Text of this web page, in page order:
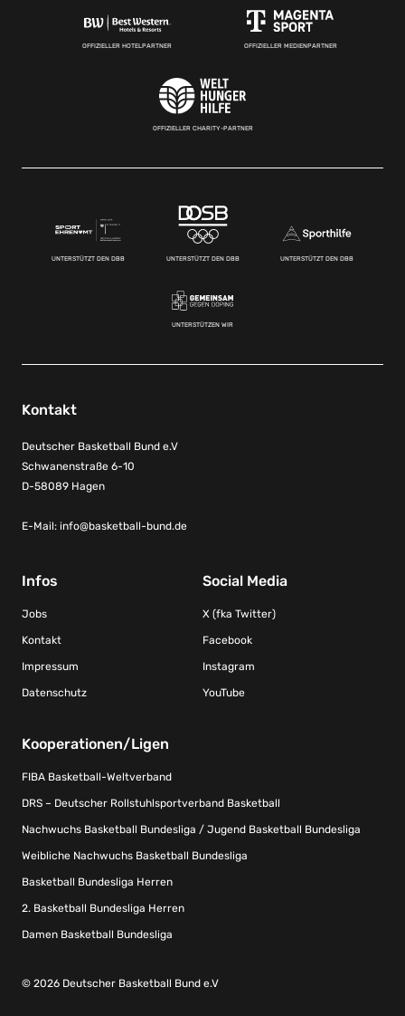
OFFIZIELLER HOTELPARTNER OFFIZIELLER MEDIENPARTNER
OFFIZIELLER CHARITY-PARTNER
UNTERSTÜTZT DEN DBB UNTERSTÜTZT DEN DBB UNTERSTÜTZT DEN DBB
UNTERSTÜTZEN WIR
Kontakt
Deutscher Basketball Bund e.V
Schwanenstraße 6-10
D-58089 Hagen
E-Mail: info@basketball-bund.de
Infos
Jobs
Kontakt
Impressum
Datenschutz
Social Media
X (fka Twitter)
Facebook
Instagram
YouTube
Kooperationen/Ligen
FIBA Basketball-Weltverband
DRS – Deutscher Rollstuhlsportverband Basketball
Nachwuchs Basketball Bundesliga / Jugend Basketball Bundesliga
Weibliche Nachwuchs Basketball Bundesliga
Basketball Bundesliga Herren
2. Basketball Bundesliga Herren
Damen Basketball Bundesliga
© 2026 Deutscher Basketball Bund e.V